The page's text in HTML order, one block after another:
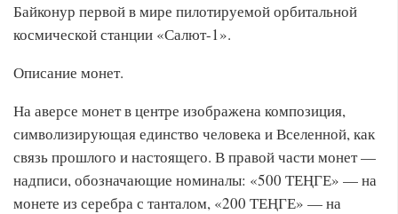
Байконур первой в мире пилотируемой орбитальной
космической станции «Салют-1».
Описание монет.
На аверсе монет в центре изображена композиция,
символизирующая единство человека и Вселенной, как
связь прошлого и настоящего. В правой части монет —
надписи, обозначающие номиналы: «500 ТЕҢГЕ» — на
монете из серебра с танталом, «200 ТЕҢГЕ» — на